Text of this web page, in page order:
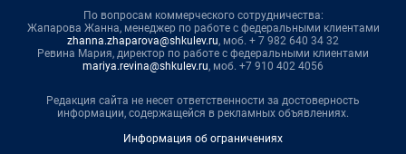
По вопросам коммерческого сотрудничества:
Жапарова Жанна, менеджер по работе с федеральными клиентами
zhanna.zhaparova@shkulev.ru, моб. + 7 982 640 34 32
Ревина Мария, директор по работе с федеральными клиентами
mariya.revina@shkulev.ru, моб. +7 910 402 4056
Редакция сайта не несет ответственности за достоверность
информации, содержащейся в рекламных объявлениях.
Информация об ограничениях